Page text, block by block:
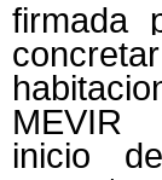
firmada
MEVIR
inicio